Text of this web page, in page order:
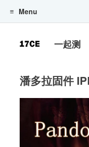
一起测
Menu
潘多拉固件